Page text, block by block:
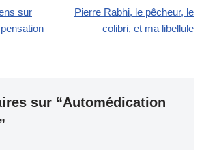
sur
Pierre Rabhi, le pêcheur, le
colibri, et ma libellule
sur “Automédication